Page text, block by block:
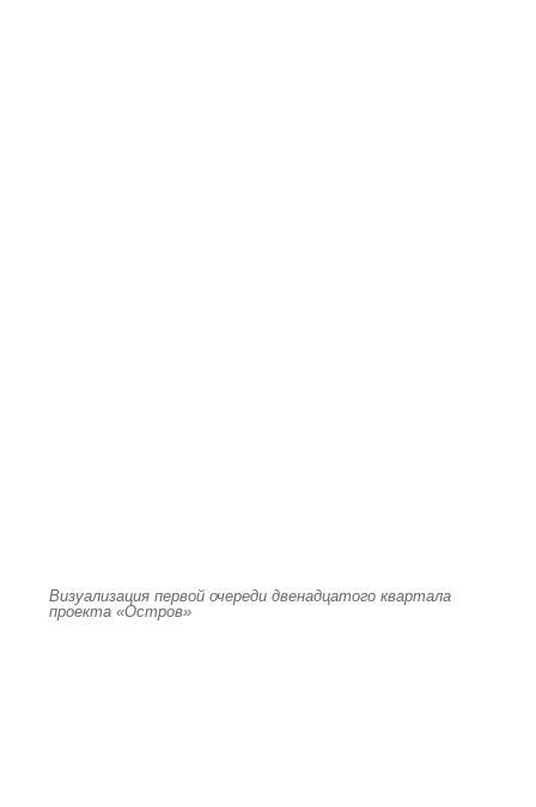
Визуализация первой очереди двенадцатого квартала
проекта «Остров»